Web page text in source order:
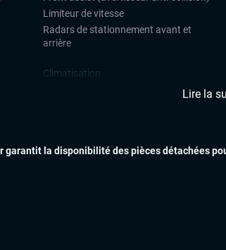
Limiteur de vitesse
Radars de stationnement avant et
arrière
Climatisation
Prise USB
Lire la
garantit la disponibilité des pièces détachées